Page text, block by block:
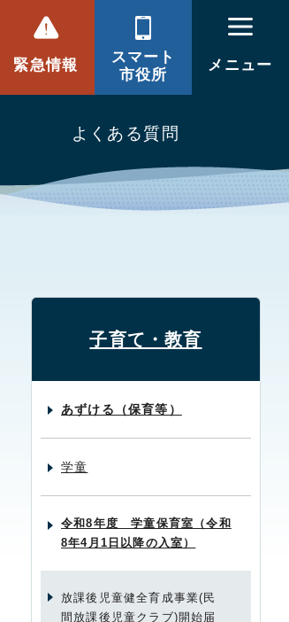
緊急情報
スマート
市役所
メニュー
よくある質問
子育て・教育
あずける（保育等）
学童
令和8年度 学童保育室（令和
8年4月1日以降の入室）
放課後児童健全育成事業(民
間放課後児童クラブ)開始届